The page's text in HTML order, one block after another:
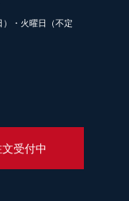
）・火曜日（不定
受付中